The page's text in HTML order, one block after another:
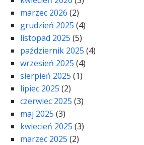
marzec 2026 (2)
grudzień 2025 (4)
listopad 2025 (5)
październik 2025 (4)
wrzesień 2025 (4)
sierpień 2025 (1)
lipiec 2025 (2)
czerwiec 2025 (3)
maj 2025 (3)
kwiecień 2025 (3)
marzec 2025 (2)